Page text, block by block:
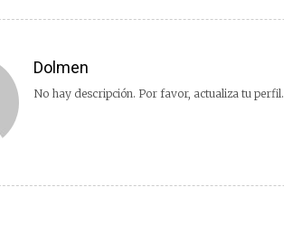
Dolmen
No hay descripción. Por favor, actualiza tu perfil.